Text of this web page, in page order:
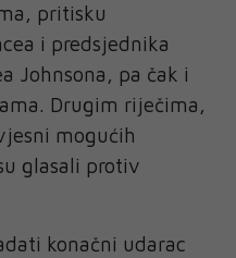
pritisku
i predsjednika
Johnsona, pa čak i
Drugim riječima,
mogućih
glasali protiv
konačni udarac